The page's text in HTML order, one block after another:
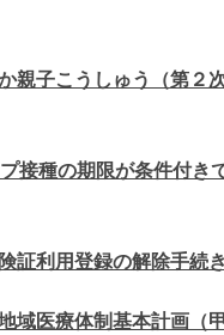
親子こうしゅう（第２
接種の期限が条件付き
証利用登録の解除手続
域医療体制基本計画（